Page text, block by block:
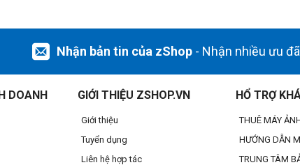
Nhận bản tin của zShop - Nhận nhiều ưu
DOANH GIỚI THIỆU ZSHOP.VN
Giới thiệu
Tuyển dụng
Liên hệ hợp tác
HỔ TRỢ
THUÊ MÁY
HƯỚNG DẪN
TRUNG TÂM